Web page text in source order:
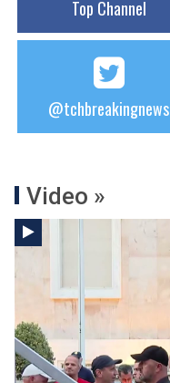
Top Channel
@tchbreakingnews
Video »